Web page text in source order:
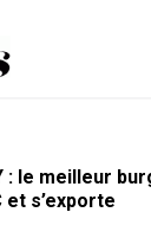
: le meilleur
et s’exporte